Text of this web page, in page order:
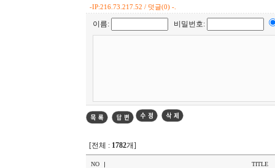
-IP:216.73.217.52 / 덧글(0) -.
이름: 비밀번호:
[전체 : 1782개]
NO TITLE